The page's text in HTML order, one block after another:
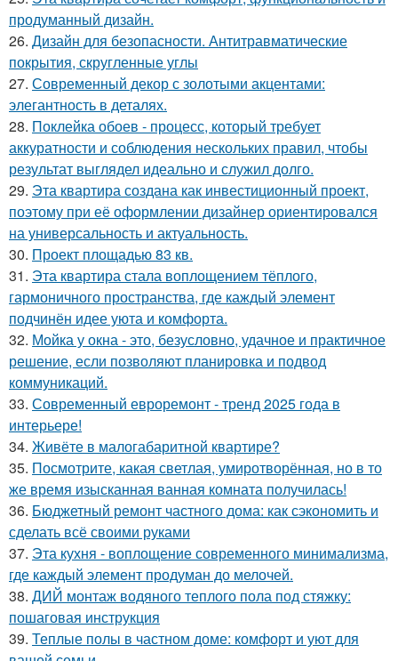
продуманный дизайн.
26. Дизайн для безопасности. Антитравматические
покрытия, скругленные углы
27. Современный декор с золотыми акцентами:
элегантность в деталях.
28. Поклейка обоев - процесс, который требует
аккуратности и соблюдения нескольких правил, чтобы
результат выглядел идеально и служил долго.
29. Эта квартира создана как инвестиционный проект,
поэтому при её оформлении дизайнер ориентировался
на универсальность и актуальность.
30. Проект площадью 83 кв.
31. Эта квартира стала воплощением тёплого,
гармоничного пространства, где каждый элемент
подчинён идее уюта и комфорта.
32. Мойка у окна - это, безусловно, удачное и практичное
решение, если позволяют планировка и подвод
коммуникаций.
33. Современный евроремонт - тренд 2025 года в
интерьере!
34. Живёте в малогабаритной квартире?
35. Посмотрите, какая светлая, умиротворённая, но в то
же время изысканная ванная комната получилась!
36. Бюджетный ремонт частного дома: как сэкономить и
сделать всё своими руками
37. Эта кухня - воплощение современного минимализма,
где каждый элемент продуман до мелочей.
38. ДИЙ монтаж водяного теплого пола под стяжку:
пошаговая инструкция
39. Теплые полы в частном доме: комфорт и уют для